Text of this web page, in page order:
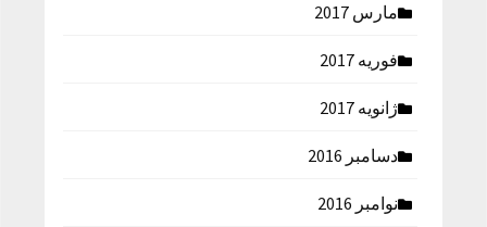
مارس 2017
فوریه 2017
ژانویه 2017
دسامبر 2016
نوامبر 2016